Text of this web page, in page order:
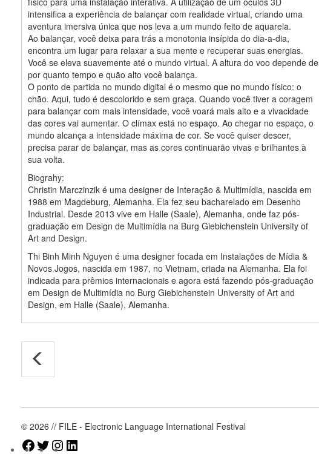
intensifica a experiência de balançar com realidade virtual, criando uma
aventura imersiva única que nos leva a um mundo feito de aquarela.
Ao balançar, você deixa para trás a monotonia insípida do dia-a-dia,
encontra um lugar para relaxar a sua mente e recuperar suas energias.
Você se eleva suavemente até o mundo virtual. A altura do voo depende de
por quanto tempo e quão alto você balança.
O ponto de partida no mundo digital é o mesmo que no mundo físico: o
chão. Aqui, tudo é descolorido e sem graça. Quando você tiver a coragem
para balançar com mais intensidade, você voará mais alto e a vivacidade
das cores vai aumentar. O clímax está no espaço. Ao chegar no espaço, o
mundo alcança a intensidade máxima de cor. Se você quiser descer,
precisa parar de balançar, mas as cores continuarão vivas e brilhantes à
sua volta.
Biograhy:
Christin Marczinzik é uma designer de Interação & Multimídia, nascida em
1988 em Magdeburg, Alemanha. Ela fez seu bacharelado em Desenho
Industrial. Desde 2013 vive em Halle (Saale), Alemanha, onde faz pós-
graduação em Design de Multimídia na Burg Giebichenstein University of
Art and Design.
Thi Binh Minh Nguyen é uma designer focada em Instalações de Mídia &
Novos Jogos, nascida em 1987, no Vietnam, criada na Alemanha. Ela foi
indicada para prêmios internacionais e agora está fazendo pós-graduação
em Design de Multimídia no Burg Giebichenstein University of Art and
Design, em Halle (Saale), Alemanha.
© 2026 // FILE - Electronic Language International Festival
Facebook
TwitterInstagram